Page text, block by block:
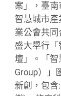
案」，臺
智慧城市
業公會共
盛大舉行「
壇」。「
Group）」
新創，包